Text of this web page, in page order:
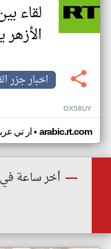
لقاء
اخبار جزر
OX58UY
ار تي• arabic.rt.com
أخر ساعة في